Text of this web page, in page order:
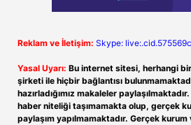
Reklam ve İletişim: Skype:
Yasal Uyarı: Bu internet sitesi, herhangi
şirketi ile hiçbir bağlantısı
hazırladığımız makaleler
haber niteliği taşımamakta olup, gerçek
paylaşım yapılmamaktadır. Gerçek